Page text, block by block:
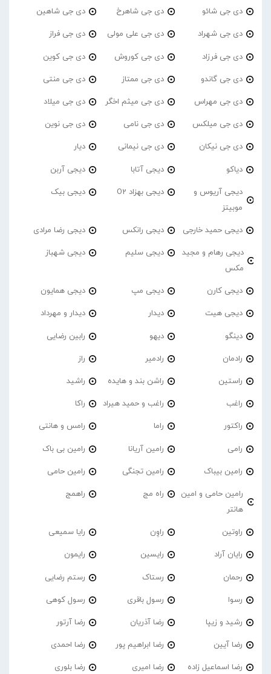
دی جی شائو دی جی شاهرخ دی جی شاهین
دی جی شهراد دی جی علی مولی دی جی فراز
دی جی فرزاد دی جی کوروش دی جی کوین
دی جی گاندو دی جی ممتاز دی جی منتی
دی جی مهراس دی جی میثم اخگر دی جی میلاد
دی جی میلکس دی جی نامی دی جی نوین
دی جی نیکان دی جی نیمانی دیار
دیاکو دیجی آتابا دیجی آربن
دیجی آریوس و
موبیتز
دیجی بهزاد O2 دیجی بیک
دیجی حمید خارجی دیجی رانکس دیجی رضا مرادی
دیجی رهام و مجید
مکس
دیجی سلیم دیجی شهباز
دیجی کارن دیجی مپ دیجی همایون
دیجی هیت دیدار دیدار و مهرداد
دینگو دیهو رابین رضایی
رادمان رادمیر راز
راستین راشن بند و هایده راشید
راغب راغب و حمید هیراد راکا
راکتور راما رامس و هانتی
رامی رامین آریانا رامین بی باک
رامین بیباک رامین تجنگی رامین حامی
رامین حامی و امین
هانتر
راه مج راهمج
راوتین راوِن رایا سمیعی
رایان آراد رایسین رایمون
رحمان رستاک رستم رضایی
رسوا رسول باقری رسول کوهی
رشید و زیپا رضا آذریان رضا آرتور
رضا آیین رضا ابراهیم پور رضا احمدی
رضا اسماعیل زاده رضا امیری رضا بلوری